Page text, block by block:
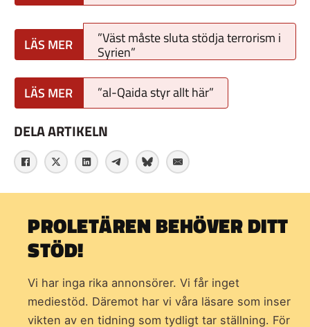
”Väst måste sluta stödja terrorism i
Syrien”
”al-Qaida styr allt här”
DELA ARTIKELN
PROLETÄREN BEHÖVER DITT
STÖD!
Vi har inga rika annonsörer. Vi får inget
mediestöd. Däremot har vi våra läsare som inser
vikten av en tidning som tydligt tar ställning. För